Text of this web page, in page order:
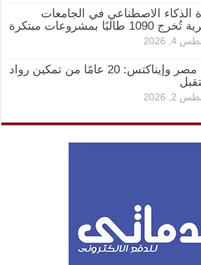
الذكاء الاصطناعي في الجامعات
طالبًا بمشروعات مبتكرة
4, 2026
أورنچ مصر وإيناكتس: 20 عامًا من تمكين رواد
2, 2026